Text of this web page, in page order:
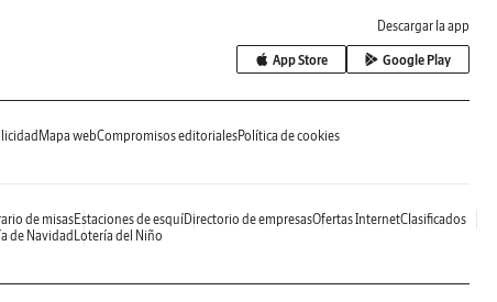
Descargar la app
App Store Google Play
Mapa webCompromisos editorialesPolítica de cookies
de misasEstaciones de esquíDirectorio de empresasOfertas InternetClasificados
de Navidad Lotería del Niño